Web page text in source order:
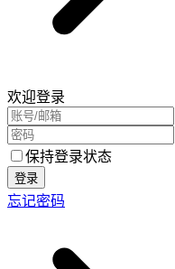
欢迎登录
保持登录状态
登录
忘记密码